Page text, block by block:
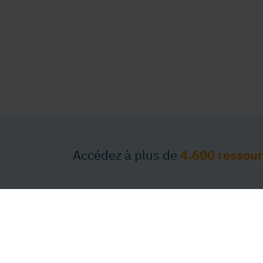
Accédez à plus de 4.600